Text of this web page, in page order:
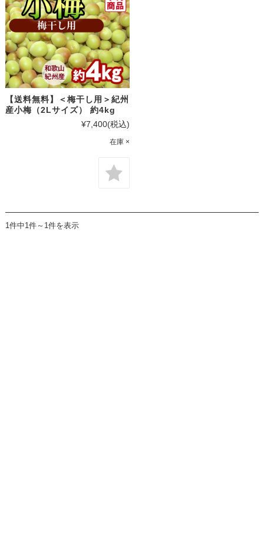
【送料無料】＜梅干し用＞紀州
産小梅（2Lサイズ） 約4kg
¥7,400(税込)
在庫 ×
1件中1件～1件を表示